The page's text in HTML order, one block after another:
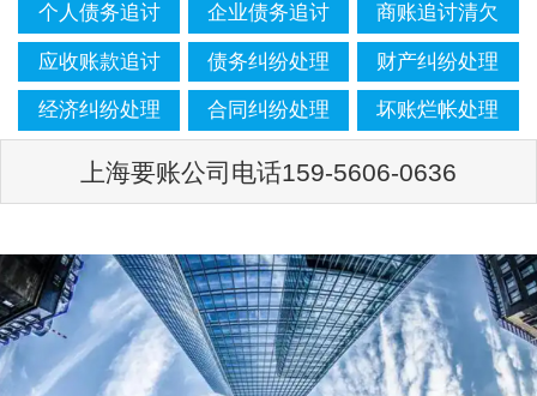
个人债务追讨 企业债务追讨 商账追讨清欠
应收账款追讨 债务纠纷处理 财产纠纷处理
经济纠纷处理 合同纠纷处理 坏账烂帐处理
上海要账公司电话159-5606-0636